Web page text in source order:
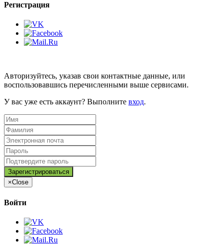
Регистрация
Авторизуйтесь, указав свои контактные данные, или
воспользовавшись перечисленными выше сервисами.
У вас уже есть аккаунт? Выполните вход.
×Close
Войти